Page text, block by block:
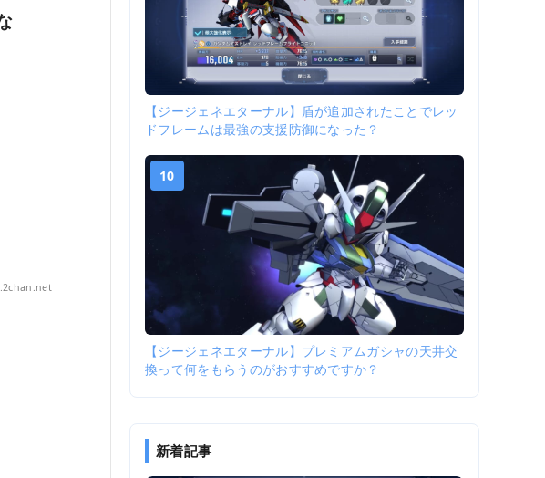
【ジージェネエターナル】盾が追加されたことでレッ
ドフレームは最強の支援防御になった？
10
【ジージェネエターナル】プレミアムガシャの天井交
換って何をもらうのがおすすめですか？
新着記事